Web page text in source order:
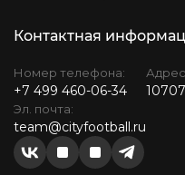
Контактная
Номер телефона:
+7 499 460-06-34
Эл. почта:
team@cityfootball.ru